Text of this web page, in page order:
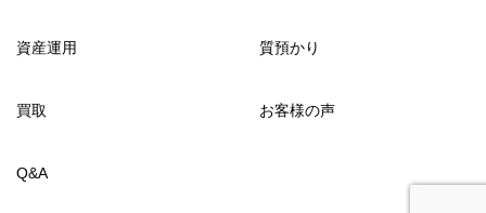
資産運用 質預かり
買取 お客様の声
Q&A